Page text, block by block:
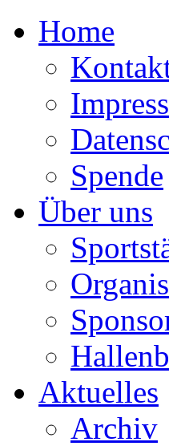
Home
Spende
Über uns
Aktuelles
Archiv